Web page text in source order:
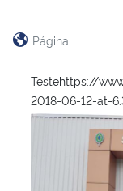
Página
Testehttps://
2018-06-12-at-